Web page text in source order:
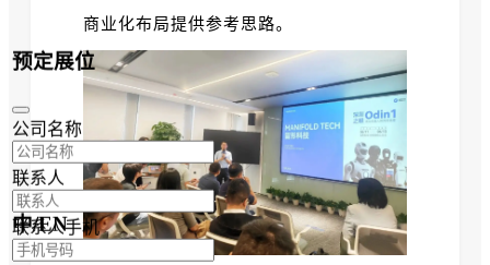
商业化布局提供参考思路。
预定展位
公司名称
联系人
联系人手机
中/EN